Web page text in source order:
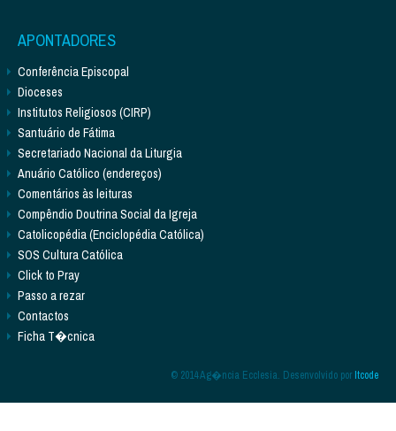
APONTADORES
Conferência Episcopal
Dioceses
Institutos Religiosos (CIRP)
Santuário de Fátima
Secretariado Nacional da Liturgia
Anuário Católico (endereços)
Comentários às leituras
Compêndio Doutrina Social da Igreja
Catolicopédia (Enciclopédia Católica)
SOS Cultura Católica
Click to Pray
Passo a rezar
Contactos
Ficha T�cnica
© 2014 Ag�ncia Ecclesia. Desenvolvido porItcode